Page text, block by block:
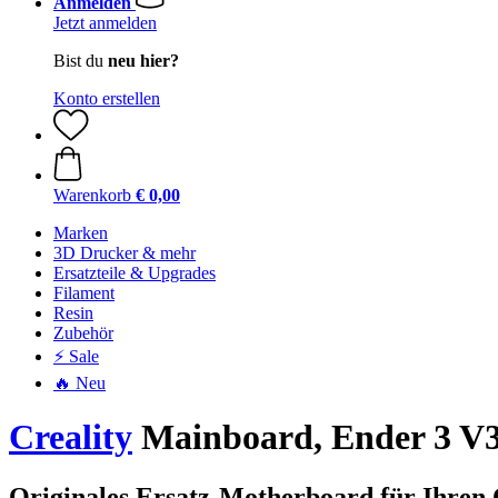
Jetzt anmelden
Bist du neu hier?
Konto erstellen
Warenkorb € 0,00
Marken
3D Drucker & mehr
Ersatzteile & Upgrades
Filament
Resin
Zubehör
⚡ Sale
🔥 Neu
Creality Mainboard, Ender 3